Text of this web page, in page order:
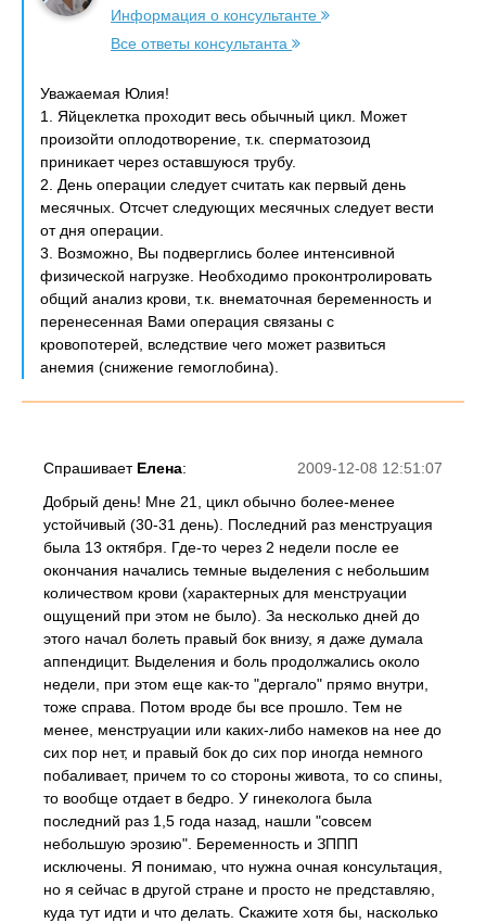
Информация о консультанте
Все ответы консультанта
Уважаемая Юлия!
1. Яйцеклетка проходит весь обычный цикл. Может
произойти оплодотворение, т.к. сперматозоид
приникает через оставшуюся трубу.
2. День операции следует считать как первый день
месячных. Отсчет следующих месячных следует вести
от дня операции.
3. Возможно, Вы подверглись более интенсивной
физической нагрузке. Необходимо проконтролировать
общий анализ крови, т.к. внематочная беременность и
перенесенная Вами операция связаны с
кровопотерей, вследствие чего может развиться
анемия (снижение гемоглобина).
2009-12-08 12:51:07
Спрашивает Елена:
Добрый день! Мне 21, цикл обычно более-менее
устойчивый (30-31 день). Последний раз менструация
была 13 октября. Где-то через 2 недели после ее
окончания начались темные выделения с небольшим
количеством крови (характерных для менструации
ощущений при этом не было). За несколько дней до
этого начал болеть правый бок внизу, я даже думала
аппендицит. Выделения и боль продолжались около
недели, при этом еще как-то "дергало" прямо внутри,
тоже справа. Потом вроде бы все прошло. Тем не
менее, менструации или каких-либо намеков на нее до
сих пор нет, и правый бок до сих пор иногда немного
побаливает, причем то со стороны живота, то со спины,
то вообще отдает в бедро. У гинеколога была
последний раз 1,5 года назад, нашли "совсем
небольшую эрозию". Беременность и ЗППП
исключены. Я понимаю, что нужна очная консультация,
но я сейчас в другой стране и просто не представляю,
куда тут идти и что делать. Скажите хотя бы, насколько